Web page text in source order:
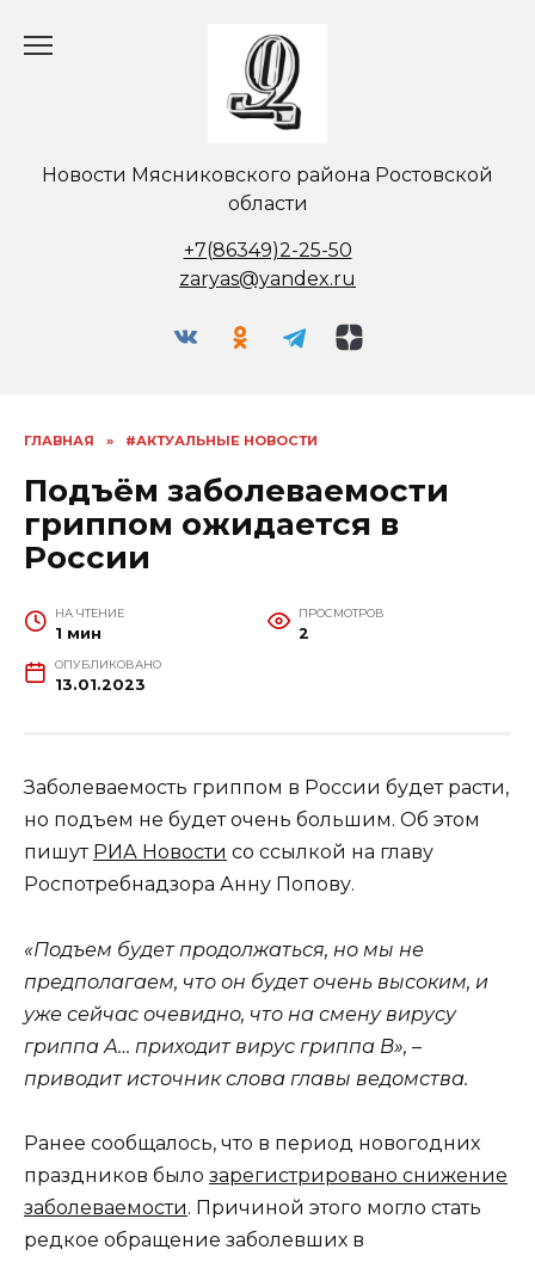
Новости Мясниковского района Ростовской
области
+7(86349)2-25-50
zaryas@yandex.ru
ГЛАВНАЯ » #АКТУАЛЬНЫЕ НОВОСТИ
Подъём заболеваемости
гриппом ожидается в
России
НА ЧТЕНИЕ
1 мин
ПРОСМОТРОВ
2
ОПУБЛИКОВАНО
13.01.2023
Заболеваемость гриппом в России будет расти,
но подъем не будет очень большим. Об этом
пишут РИА Новости со ссылкой на главу
Роспотребнадзора Анну Попову.
«Подъем будет продолжаться, но мы не
предполагаем, что он будет очень высоким, и
уже сейчас очевидно, что на смену вирусу
гриппа А… приходит вирус гриппа В», –
приводит источник слова главы ведомства.
Ранее сообщалось, что в период новогодних
праздников было зарегистрировано снижение
заболеваемости. Причиной этого могло стать
редкое обращение заболевших в